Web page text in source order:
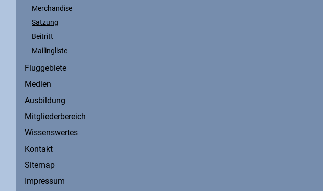
Merchandise
Satzung
Beitritt
Mailingliste
Fluggebiete
Medien
Ausbildung
Mitgliederbereich
Wissenswertes
Kontakt
Sitemap
Impressum